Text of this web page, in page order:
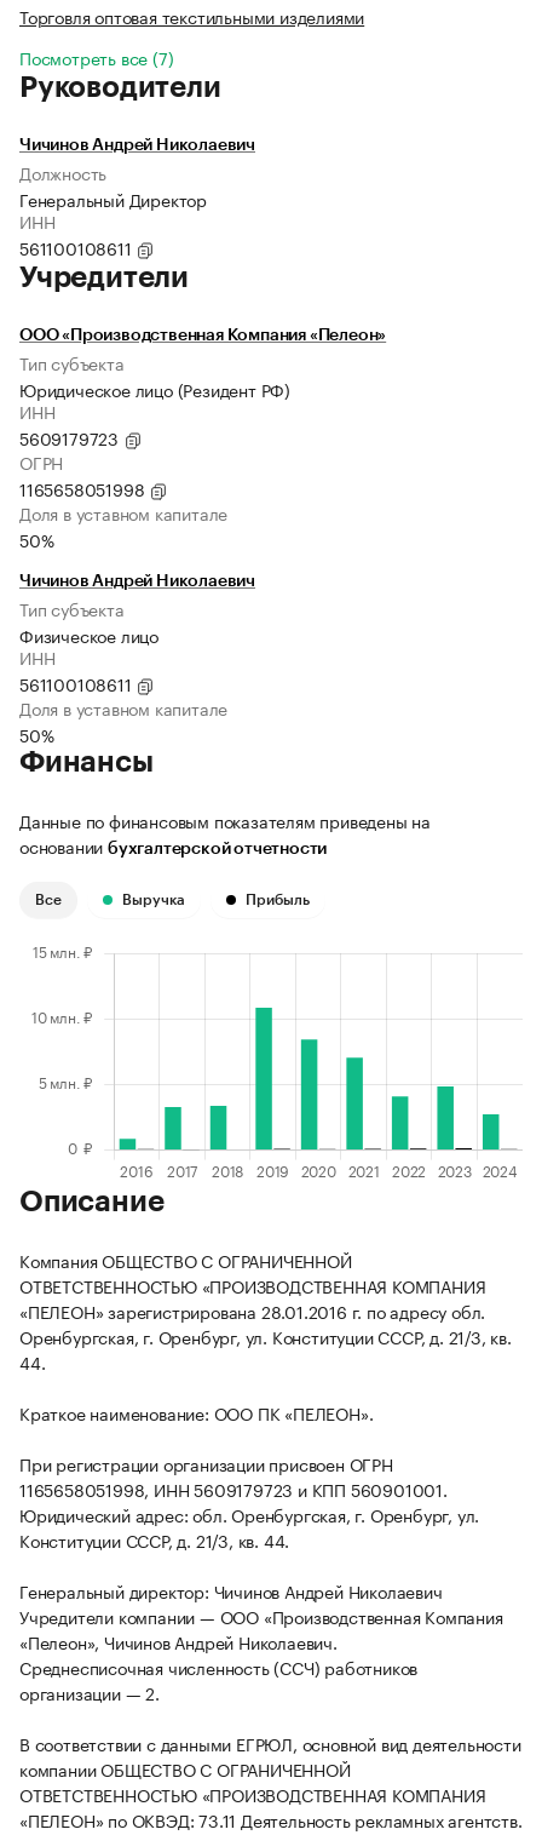
Торговля оптовая текстильными изделиями
Посмотреть все (7)
Руководители
Чичинов Андрей Николаевич
Должность
Генеральный Директор
ИНН
561100108611
Учредители
ООО «Производственная Компания «Пелеон»
Тип субъекта
Юридическое лицо (Резидент РФ)
ИНН
5609179723
ОГРН
1165658051998
Доля в уставном капитале
50%
Чичинов Андрей Николаевич
Тип субъекта
Физическое лицо
ИНН
561100108611
Доля в уставном капитале
50%
Финансы
Данные по финансовым показателям приведены на
основании бухгалтерской отчетности
Все Выручка Прибыль
Описание
Компания ОБЩЕСТВО С ОГРАНИЧЕННОЙ
ОТВЕТСТВЕННОСТЬЮ «ПРОИЗВОДСТВЕННАЯ КОМПАНИЯ
«ПЕЛЕОН» зарегистрирована 28.01.2016 г. по адресу обл.
Оренбургская, г. Оренбург, ул. Конституции СССР, д. 21/3, кв.
44.
Краткое наименование: ООО ПК «ПЕЛЕОН».
При регистрации организации присвоен ОГРН
1165658051998, ИНН 5609179723 и КПП 560901001.
Юридический адрес: обл. Оренбургская, г. Оренбург, ул.
Конституции СССР, д. 21/3, кв. 44.
Генеральный директор: Чичинов Андрей Николаевич
Учредители компании — ООО «Производственная Компания
«Пелеон», Чичинов Андрей Николаевич.
Среднесписочная численность (ССЧ) работников
организации — 2.
В соответствии с данными ЕГРЮЛ, основной вид деятельности
компании ОБЩЕСТВО С ОГРАНИЧЕННОЙ
ОТВЕТСТВЕННОСТЬЮ «ПРОИЗВОДСТВЕННАЯ КОМПАНИЯ
«ПЕЛЕОН» по ОКВЭД: 73.11 Деятельность рекламных агентств.